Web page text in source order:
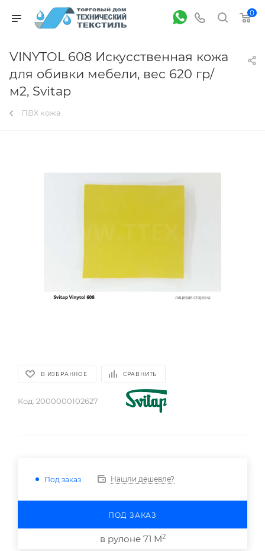
0
VINYTOL 608 Искусственная кожа
для обивки мебели, вес 620 гр/
м2, Svitap
ПВХ кожа
В ИЗБРАННОЕ СРАВНИТЬ
Код: 2000000102627
Под заказ Нашли дешевле?
ПОД ЗАКАЗ
в рулоне 71 М2